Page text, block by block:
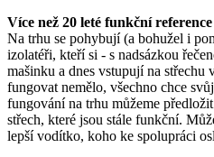
Více než 20 leté funkční reference
Na trhu se pohybují (a bohužel i
izolatéři, kteří si - s nadsázkou
mašinku a dnes vstupují na střechu
fungovat nemělo, všechno chce
fungování na trhu můžeme
střech, které jsou stále funkční.
lepší vodítko, koho ke spolupráci